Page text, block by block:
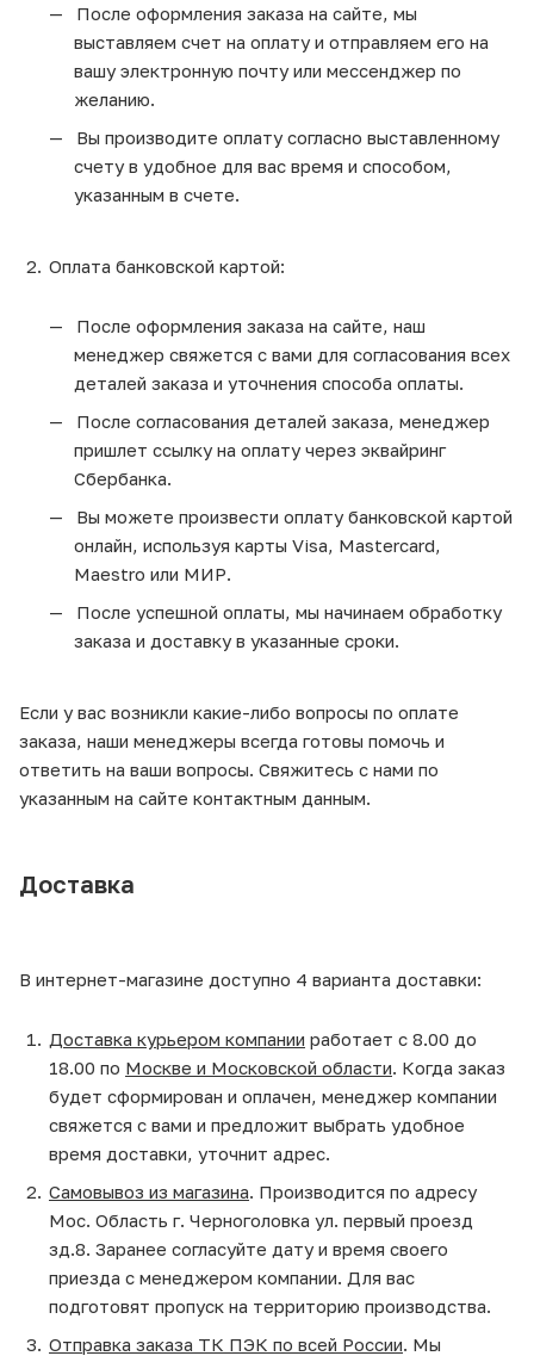
После оформления заказа на сайте, мы
выставляем счет на оплату и отправляем его на
вашу электронную почту или мессенджер по
желанию.
Вы производите оплату согласно выставленному
счету в удобное для вас время и способом,
указанным в счете.
Оплата банковской картой:
После оформления заказа на сайте, наш
менеджер свяжется с вами для согласования всех
деталей заказа и уточнения способа оплаты.
После согласования деталей заказа, менеджер
пришлет ссылку на оплату через эквайринг
Сбербанка.
Вы можете произвести оплату банковской картой
онлайн, используя карты Visa, Mastercard,
Maestro или МИР.
После успешной оплаты, мы начинаем обработку
заказа и доставку в указанные сроки.
Если у вас возникли какие-либо вопросы по оплате
заказа, наши менеджеры всегда готовы помочь и
ответить на ваши вопросы. Свяжитесь с нами по
указанным на сайте контактным данным.
Доставка
В интернет-магазине доступно 4 варианта доставки:
Доставка курьером компании работает с 8.00 до
18.00 по Москве и Московской области. Когда заказ
будет сформирован и оплачен, менеджер компании
свяжется с вами и предложит выбрать удобное
время доставки, уточнит адрес.
Самовывоз из магазина. Производится по адресу
Мос. Область г. Черноголовка ул. первый проезд
зд.8. Заранее согласуйте дату и время своего
приезда с менеджером компании. Для вас
подготовят пропуск на территорию производства.
Отправка заказа ТК ПЭК по всей России. Мы